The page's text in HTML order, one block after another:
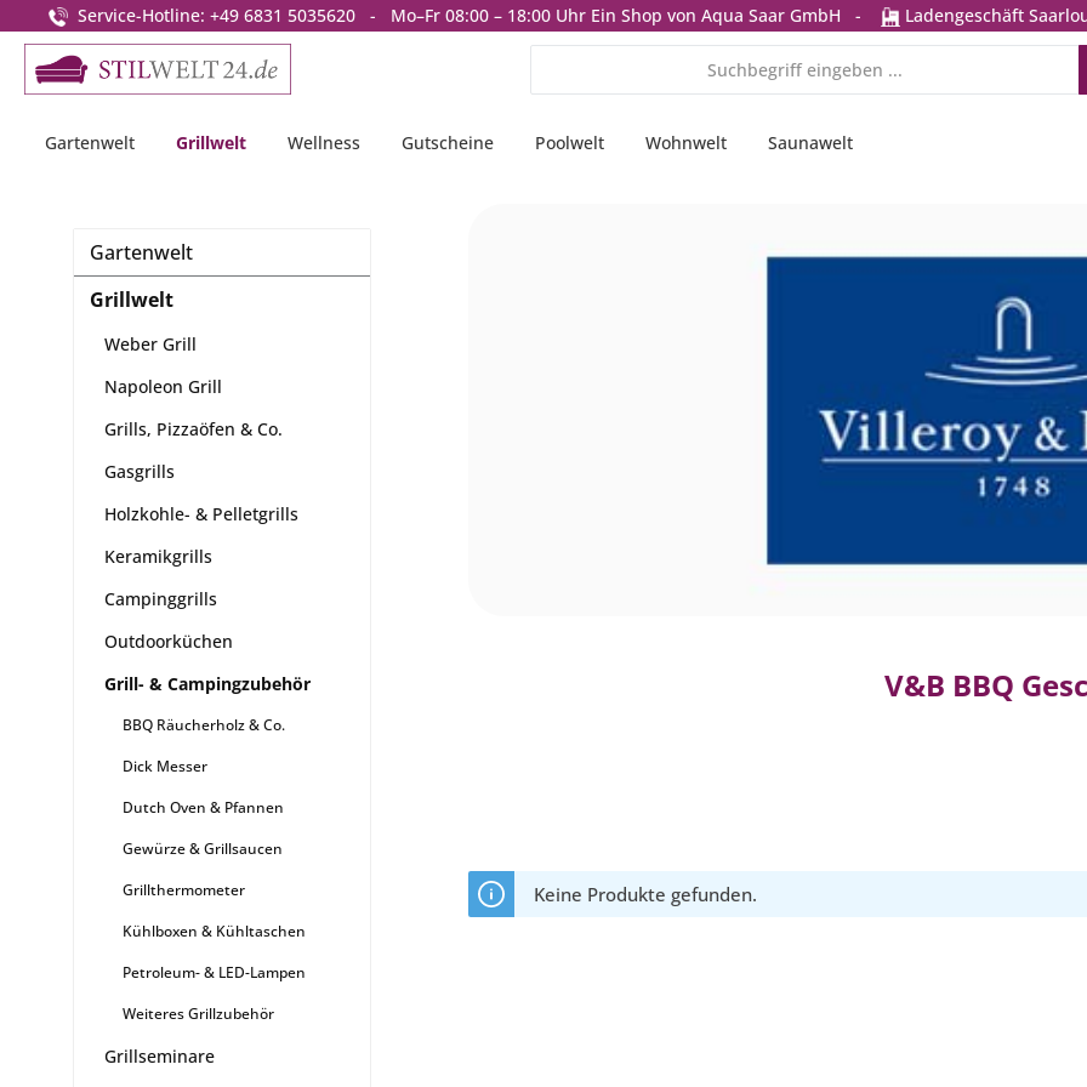
Zur Hauptnavigation springen
Service-Hotline: +49 6831 5035620 - Mo–Fr 08:00 – 18:00 Uhr Ein Shop von Aqua Saar GmbH - Ladengeschäft
Gartenwelt Grillwelt Wellness Gutscheine Poolwelt Wohnwelt Saunawelt
Gartenwelt
Grillwelt
Weber Grill
Napoleon Grill
Grills, Pizzaöfen & Co.
Gasgrills
Holzkohle- & Pelletgrills
Keramikgrills
Campinggrills
Outdoorküchen
Grill- & Campingzubehör
BBQ Räucherholz & Co.
Dick Messer
Dutch Oven & Pfannen
Gewürze & Grillsaucen
Grillthermometer
Kühlboxen & Kühltaschen
Petroleum- & LED-Lampen
Weiteres Grillzubehör
Grillseminare
V&B BBQ
Keine Produkte gefunden.